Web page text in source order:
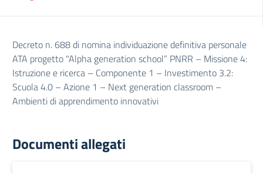
Decreto n. 688 di nomina individuazione definitiva personale
ATA progetto "Alpha generation school” PNRR – Missione 4:
Istruzione e ricerca – Componente 1 – Investimento 3.2:
Scuola 4.0 – Azione 1 – Next generation classroom –
Ambienti di apprendimento innovativi
Documenti allegati